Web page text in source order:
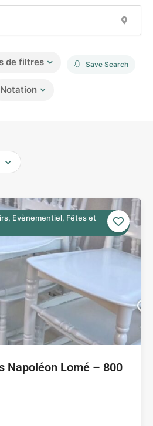
de filtres
Notation
Save Search
Evènementiel, Fêtes et
Napoléon Lomé – 800